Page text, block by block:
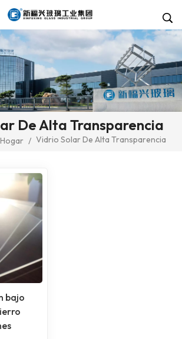
De Alta Transparencia
Hogar / Vidrio Solar De Alta Transparencia
bajo